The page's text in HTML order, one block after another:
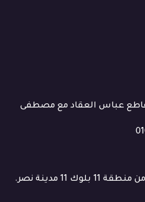
عباس العقاد مع مصطفى